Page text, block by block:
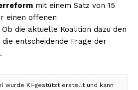
mit einem Satz von 15
einen offenen
die aktuelle Koalition dazu den
entscheidende Frage der
wurde KI-gestützt erstellt und kann